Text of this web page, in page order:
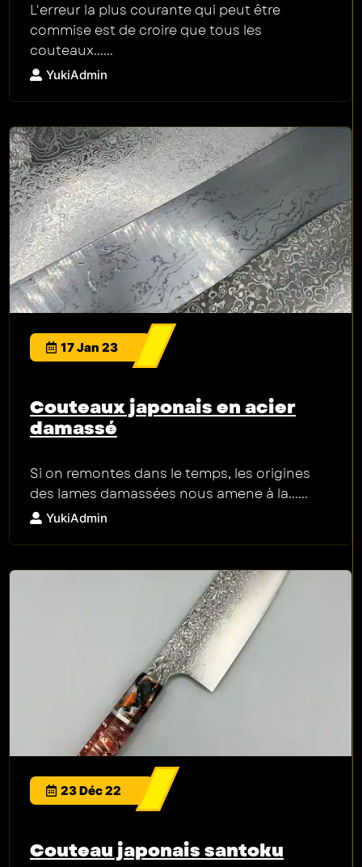
L'erreur la plus courante qui peut être
commise est de croire que tous les
couteaux......
YukiAdmin
17 Jan 23
Couteaux japonais en acier
damassé
Si on remontes dans le temps, les origines
des lames damassées nous amene à la......
YukiAdmin
23 Déc 22
Couteau japonais santoku